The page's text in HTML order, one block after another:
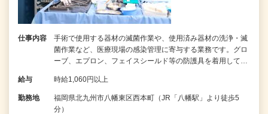
仕事内容
手術で使用する器材の滅菌作業や、使用済み器材の洗浄・滅
菌作業など、医療現場の感染管理に寄与する業務です。グロ
ーブ、エプロン、フェイスシールド等の防護具を着用して…
給与 時給1,060円以上
勤務地
福岡県北九州市八幡東区西本町（JR「八幡駅」より徒歩5
分）